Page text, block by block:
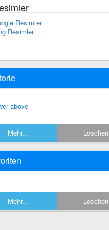
Resimler
Resimler
above
Mehr... Löschen
Mehr... Löschen